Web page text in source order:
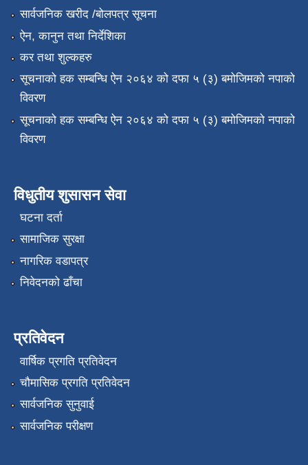
सार्वजनिक खरीद /बोलपत्र सूचना
ऐन, कानुन तथा निर्देशिका
कर तथा शुल्कहरु
सूचनाको हक सम्बन्धि ऐन २०६४ को दफा ५ (३) बमोजिमको नपाको
विवरण
सूचनाको हक सम्बन्धि ऐन २०६४ को दफा ५ (३) बमोजिमको नपाको
विवरण
विधुतीय शुसासन सेवा
घटना दर्ता
सामाजिक सुरक्षा
नागरिक वडापत्र
निवेदनको ढाँचा
प्रतिवेदन
वार्षिक प्रगति प्रतिवेदन
चौमासिक प्रगति प्रतिवेदन
सार्वजनिक सुनुवाई
सार्वजनिक परीक्षण